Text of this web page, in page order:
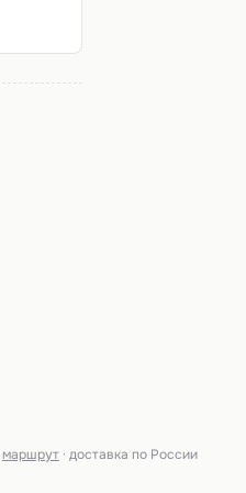
маршрут· доставка по России